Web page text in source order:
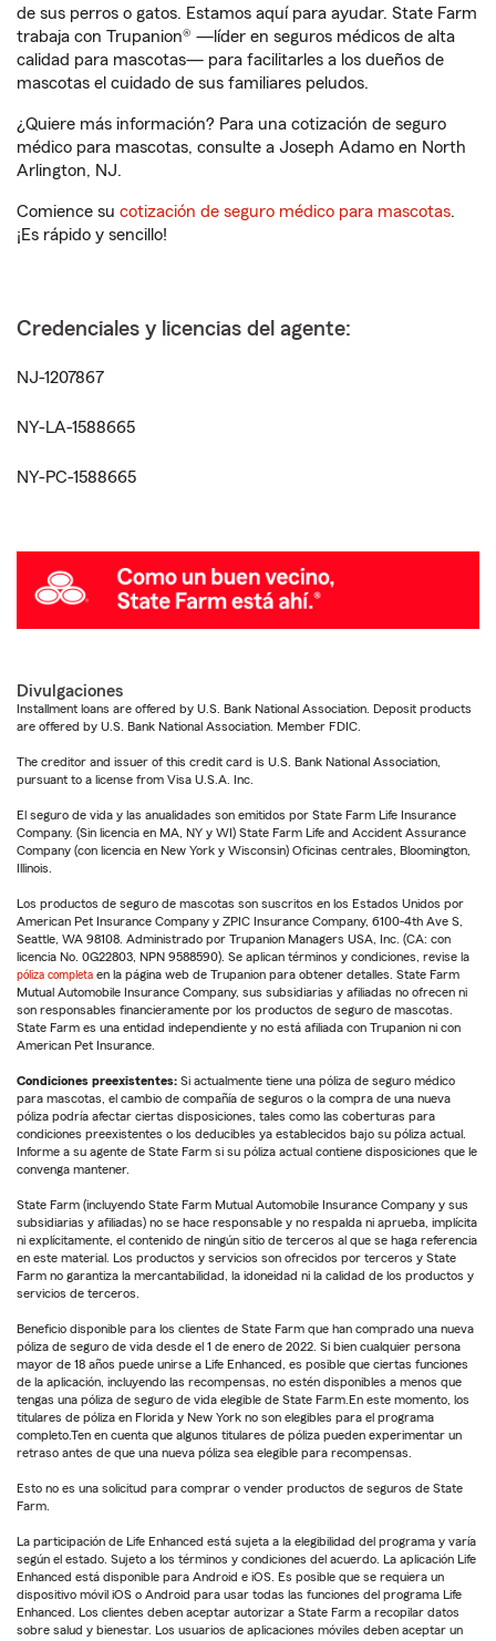
de sus perros o gatos. Estamos aquí para ayudar. State Farm
trabaja con Trupanion® —líder en seguros médicos de alta
calidad para mascotas— para facilitarles a los dueños de
mascotas el cuidado de sus familiares peludos.
¿Quiere más información? Para una cotización de seguro
médico para mascotas, consulte a Joseph Adamo en North
Arlington, NJ.
Comience su cotización de seguro médico para mascotas.
¡Es rápido y sencillo!
Credenciales y licencias del agente:
NJ-1207867
NY-LA-1588665
NY-PC-1588665
Divulgaciones
Installment loans are offered by U.S. Bank National Association. Deposit products
are offered by U.S. Bank National Association. Member FDIC.
The creditor and issuer of this credit card is U.S. Bank National Association,
pursuant to a license from Visa U.S.A. Inc.
El seguro de vida y las anualidades son emitidos por State Farm Life Insurance
Company. (Sin licencia en MA, NY y WI) State Farm Life and Accident Assurance
Company (con licencia en New York y Wisconsin) Oficinas centrales, Bloomington,
Illinois.
Los productos de seguro de mascotas son suscritos en los Estados Unidos por
American Pet Insurance Company y ZPIC Insurance Company, 6100-4th Ave S,
Seattle, WA 98108. Administrado por Trupanion Managers USA, Inc. (CA: con
licencia No. 0G22803, NPN 9588590). Se aplican términos y condiciones, revise la
póliza completa en la página web de Trupanion para obtener detalles. State Farm
Mutual Automobile Insurance Company, sus subsidiarias y afiliadas no ofrecen ni
son responsables financieramente por los productos de seguro de mascotas.
State Farm es una entidad independiente y no está afiliada con Trupanion ni con
American Pet Insurance.
Condiciones preexistentes: Si actualmente tiene una póliza de seguro médico
para mascotas, el cambio de compañía de seguros o la compra de una nueva
póliza podría afectar ciertas disposiciones, tales como las coberturas para
condiciones preexistentes o los deducibles ya establecidos bajo su póliza actual.
Informe a su agente de State Farm si su póliza actual contiene disposiciones que le
convenga mantener.
State Farm (incluyendo State Farm Mutual Automobile Insurance Company y sus
subsidiarias y afiliadas) no se hace responsable y no respalda ni aprueba, implícita
ni explícitamente, el contenido de ningún sitio de terceros al que se haga referencia
en este material. Los productos y servicios son ofrecidos por terceros y State
Farm no garantiza la mercantabilidad, la idoneidad ni la calidad de los productos y
servicios de terceros.
Beneficio disponible para los clientes de State Farm que han comprado una nueva
póliza de seguro de vida desde el 1 de enero de 2022. Si bien cualquier persona
mayor de 18 años puede unirse a Life Enhanced, es posible que ciertas funciones
de la aplicación, incluyendo las recompensas, no estén disponibles a menos que
tengas una póliza de seguro de vida elegible de State Farm.En este momento, los
titulares de póliza en Florida y New York no son elegibles para el programa
completo.Ten en cuenta que algunos titulares de póliza pueden experimentar un
retraso antes de que una nueva póliza sea elegible para recompensas.
Esto no es una solicitud para comprar o vender productos de seguros de State
Farm.
La participación de Life Enhanced está sujeta a la elegibilidad del programa y varía
según el estado. Sujeto a los términos y condiciones del acuerdo. La aplicación Life
Enhanced está disponible para Android e iOS. Es posible que se requiera un
dispositivo móvil iOS o Android para usar todas las funciones del programa Life
Enhanced. Los clientes deben aceptar autorizar a State Farm a recopilar datos
sobre salud y bienestar. Los usuarios de aplicaciones móviles deben aceptar un